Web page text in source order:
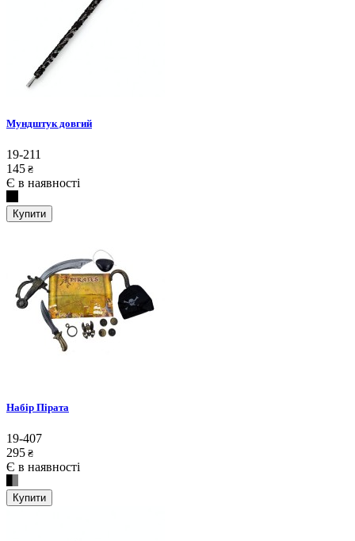
Мундштук довгий
19-211
145 ₴
Є в наявності
Купити
Набір Пірата
19-407
295 ₴
Є в наявності
Купити